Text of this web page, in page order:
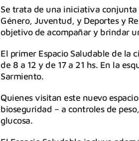
Se trata de una iniciativa
Género, Juventud, y Deportes y
objetivo de acompañar y brindar
El primer Espacio Saludable de la
de 8 a 12 y de 17 a 21 hs. En la
Sarmiento.
Quienes visitan este nuevo
bioseguridad – a controles de
glucosa.